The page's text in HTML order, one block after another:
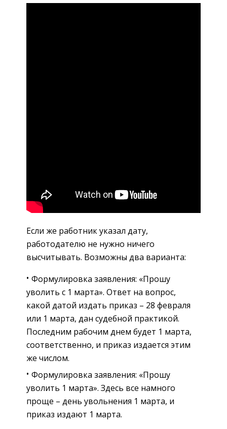
Если же работник указал дату,
работодателю не нужно ничего
высчитывать. Возможны два варианта:
Формулировка заявления: «Прошу
уволить с 1 марта». Ответ на вопрос,
какой датой издать приказ – 28 февраля
или 1 марта, дан судебной практикой.
Последним рабочим днем будет 1 марта,
соответственно, и приказ издается этим
же числом.
Формулировка заявления: «Прошу
уволить 1 марта». Здесь все намного
проще – день увольнения 1 марта, и
приказ издают 1 марта.